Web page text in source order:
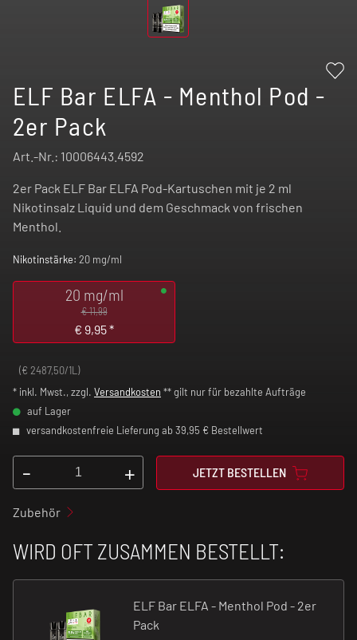
ELF Bar ELFA - Menthol Pod -
2er Pack
Art.-Nr.: 10006443.4592
2er Pack ELF Bar ELFA Pod-Kartuschen mit je 2 ml
Nikotinsalz Liquid und dem Geschmack von frischen
Menthol.
Nikotinstärke: 20 mg/ml
20 mg/ml
€ 11,99
€ 9,95*
(€ 2487,50/1L)
* inkl. Mwst., zzgl. Versandkosten ** gilt nur für bezahlte Aufträge
auf Lager
versandkostenfreie Lieferung ab 39,95 € Bestellwert
- + JETZT BESTELLEN
Zubehör
WIRD OFT ZUSAMMEN BESTELLT:
ELF Bar ELFA - Menthol Pod - 2er
Pack